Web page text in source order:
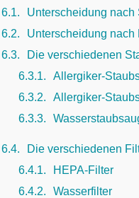
6.1
Unterscheidung nach
6.2
Unterscheidung nach
6.3
Die verschiedenen
6.3.1
Allergiker-
6.3.2
Allergiker-
6.3.3
6.4
Die verschiedenen
6.4.1
HEPA-Filter
6.4.2
Wasserfilter